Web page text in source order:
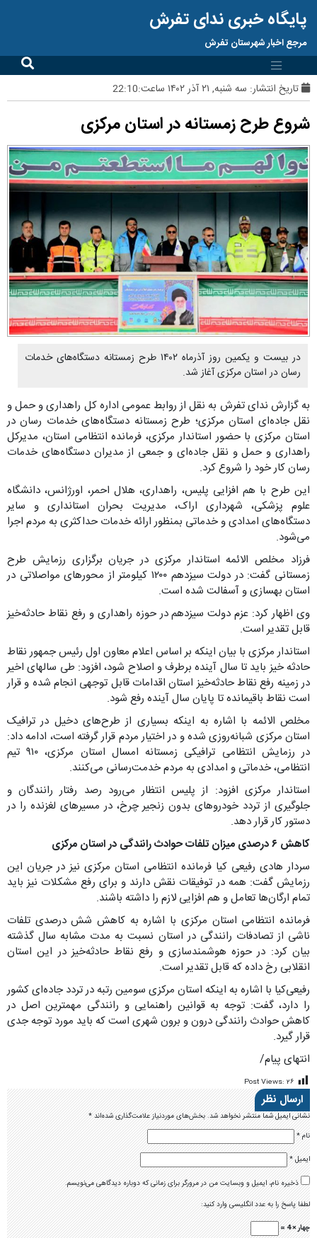
پایگاه خبری ندای تفرش
مرجع اخبار شهرستان تفرش
تاریخ انتشار: سه شنبه, ۲۱ آذر ۱۴۰۲ ساعت:22:10
شروع طرح زمستانه در استان مرکزی
در بیست و یکمین روز آذرماه ۱۴۰۲ طرح زمستانه دستگاه‌های خدمات
رسان در استان مرکزی آغاز شد.
به گزارش ندای تفرش به نقل از روابط عمومی اداره کل راهداری و حمل و
نقل جاده‌ای استان مرکزی؛ طرح زمستانه دستگاه‌های خدمات رسان در
استان مرکزی با حضور استاندار مرکزی، فرمانده انتظامی استان، مدیرکل
راهداری و حمل و نقل جاده‌ای و جمعی از مدیران دستگاه‌های خدمات
رسان کار خود را شروع کرد.
این طرح با هم افزایی پلیس، راهداری، هلال احمر، اورژانس، دانشگاه
علوم پزشکی، شهرداری اراک، مدیریت بحران استانداری و سایر
دستگاه‌های امدادی و خدماتی بمنظور ارائه خدمات حداکثری به مردم اجرا
می‌شود.
فرزاد مخلص الائمه استاندار مرکزی در جریان برگزاری رزمایش طرح
زمستانی گفت: در دولت سیزدهم ۱۲۰۰ کیلومتر از محورهای مواصلاتی در
استان بهسازی و آسفالت شده است.
وی اظهار کرد: عزم دولت سیزدهم در حوزه راهداری و رفع نقاط حادثه‌خیز
قابل تقدیر است.
استاندار مرکزی با بیان اینکه بر اساس اعلام معاون اول رئیس جمهور نقاط
حادثه خیز باید تا سال آینده برطرف و اصلاح شود، افزود: طی سالهای اخیر
در زمینه رفع نقاط حادثه‌خیز استان اقدامات قابل توجهی انجام شده و قرار
است نقاط باقیمانده تا پایان سال آینده رفع شود.
مخلص الائمه با اشاره به اینکه بسیاری از طرح‌های دخیل در ترافیک
استان مرکزی شبانه‌روزی شده و در اختیار مردم قرار گرفته است، ادامه داد:
در رزمایش انتظامی ترافیکی زمستانه امسال استان مرکزی، ۹۱۰ تیم
انتظامی، خدماتی و امدادی به مردم خدمت‌رسانی می‌کنند.
استاندار مرکزی افزود: از پلیس انتظار می‌رود رصد رفتار رانندگان و
جلوگیری از تردد خودروهای بدون زنجیر چرخ، در مسیرهای لغزنده را در
دستور کار قرار دهد.
کاهش ۶ درصدی میزان تلفات حوادث رانندگی در استان مرکزی
سردار هادی رفیعی کیا فرمانده انتظامی استان مرکزی نیز در جریان این
رزمایش گفت: همه در توفیقات نقش دارند و برای رفع مشکلات نیز باید
تمام ارگان‌ها تعامل و هم افزایی لازم را داشته باشند.
فرمانده انتظامی استان مرکزی با اشاره به کاهش شش درصدی تلفات
ناشی از تصادفات رانندگی در استان نسبت به مدت مشابه سال گذشته
بیان کرد: در حوزه هوشمندسازی و رفع نقاط حادثه‌خیز در این استان
انقلابی رخ داده که قابل تقدیر است.
رفیعی‌کیا با اشاره به اینکه استان مرکزی سومین رتبه در تردد جاده‌ای کشور
را دارد، گفت: توجه به قوانین راهنمایی و رانندگی مهمترین اصل در
کاهش حوادث رانندگی درون و برون شهری است که باید مورد توجه جدی
قرار گیرد.
انتهای پیام/
Post Views: ۲۶
ارسال نظر
نشانی ایمیل شما منتشر نخواهد شد.بخش‌های موردنیاز علامت‌گذاری شده‌اند*
نام*
ایمیل*
ذخیره نام، ایمیل و وبسایت من در مرورگر برای زمانی که دوباره دیدگاهی می‌نویسم.
لطفا پاسخ را به عدد انگلیسی وارد کنید:
چهار × 4 =